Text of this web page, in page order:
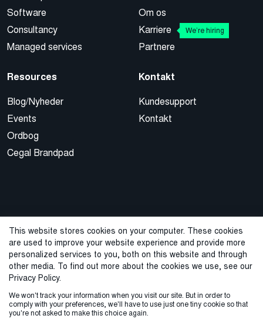
This website stores cookies on your computer. These cookies
are used to improve your website experience and provide more
personalized services to you, both on this website and through
other media. To find out more about the cookies we use, see our
Privacy Policy.
We won't track your information when you visit our site. But in order to
comply with your preferences, we'll have to use just one tiny cookie so that
you're not asked to make this choice again.
Software
Consultancy
Managed services
Om os
Karriere
We’re hiring
Partnere
Resources
Blog/Nyheder
Events
Ordbog
Cegal Brandpad
Kontakt
Kundesupport
Kontakt
© 2026 Cegal
Privacy Policy
Varslingstjeneste